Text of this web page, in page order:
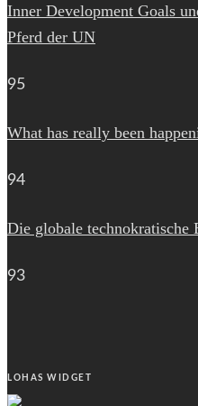
Inner Development Goals
Pferd der UN
95
What has really been
94
Die globale technokratische
93
LOHAS WIDGET